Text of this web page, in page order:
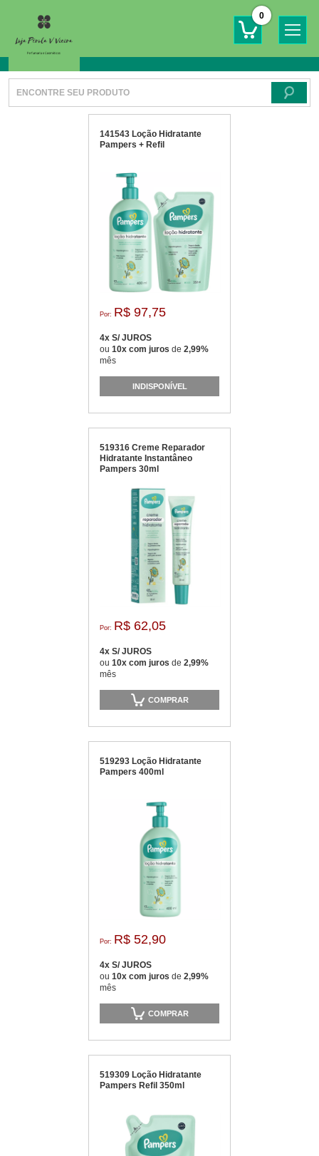
0
141543 Loção Hidratante
Pampers + Refil
Por: R$ 97,75
4x S/ JUROS
ou 10x com juros de 2,99%
mês
INDISPONÍVEL
519316 Creme Reparador
Hidratante Instantâneo
Pampers 30ml
Por: R$ 62,05
4x S/ JUROS
ou 10x com juros de 2,99%
mês
COMPRAR
519293 Loção Hidratante
Pampers 400ml
Por: R$ 52,90
4x S/ JUROS
ou 10x com juros de 2,99%
mês
COMPRAR
519309 Loção Hidratante
Pampers Refil 350ml